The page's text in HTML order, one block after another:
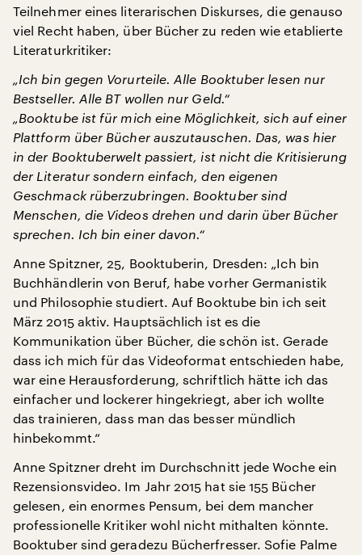
Teilnehmer eines literarischen Diskurses, die genauso
viel Recht haben, über Bücher zu reden wie etablierte
Literaturkritiker:
„Ich bin gegen Vorurteile. Alle Booktuber lesen nur
Bestseller. Alle BT wollen nur Geld.“
„Booktube ist für mich eine Möglichkeit, sich auf einer
Plattform über Bücher auszutauschen. Das, was hier
in der Booktuberwelt passiert, ist nicht die Kritisierung
der Literatur sondern einfach, den eigenen
Geschmack rüberzubringen. Booktuber sind
Menschen, die Videos drehen und darin über Bücher
sprechen. Ich bin einer davon.“
Anne Spitzner, 25, Booktuberin, Dresden: „Ich bin
Buchhändlerin von Beruf, habe vorher Germanistik
und Philosophie studiert. Auf Booktube bin ich seit
März 2015 aktiv. Hauptsächlich ist es die
Kommunikation über Bücher, die schön ist. Gerade
dass ich mich für das Videoformat entschieden habe,
war eine Herausforderung, schriftlich hätte ich das
einfacher und lockerer hingekriegt, aber ich wollte
das trainieren, dass man das besser mündlich
hinbekommt.“
Anne Spitzner dreht im Durchschnitt jede Woche ein
Rezensionsvideo. Im Jahr 2015 hat sie 155 Bücher
gelesen, ein enormes Pensum, bei dem mancher
professionelle Kritiker wohl nicht mithalten könnte.
Booktuber sind geradezu Bücherfresser. Sofie Palme